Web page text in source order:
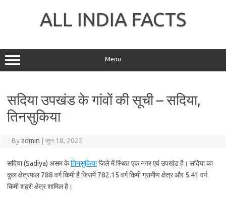
ALL INDIA FACTS
Menu
सदिया उपखंड के गांवों की सूची – सदिया,
तिनसुकिया
Byadmin जून 18, 2022
सदिया (Sadiya) असम केतिनसुकियाजिले में स्थित एक नगर एवं उपखंड है। सदिया का
कुल क्षेत्रफल 788 वर्ग किमी है जिसमें 782.15 वर्ग किमी ग्रामीण क्षेत्र और 5.41 वर्ग
किमी शहरी क्षेत्र शामिल है।